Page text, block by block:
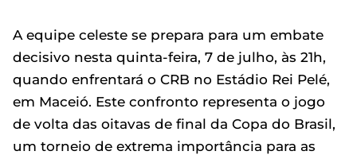
A equipe celeste se prepara para um embate
decisivo nesta quinta-feira, 7 de julho, às 21h,
quando enfrentará o CRB no Estádio Rei Pelé,
em Maceió. Este confronto representa o jogo
de volta das oitavas de final da Copa do Brasil,
um torneio de extrema importância para as